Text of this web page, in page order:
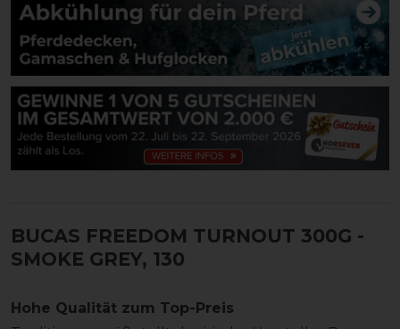
BUCAS FREEDOM TURNOUT 300G -
SMOKE GREY, 130
Hohe Qualität zum Top-Preis